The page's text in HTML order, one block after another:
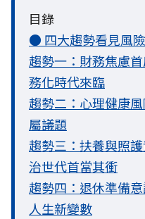
目錄
● 四大趨勢看見風
趨勢一：財務焦慮
務化時代來臨
趨勢二：心理健康
屬議題
趨勢三：扶養與照
治世代首當其衝
趨勢四：退休準備
人生新變數